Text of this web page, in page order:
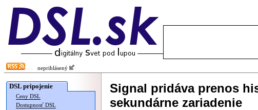
neprihlásený
DSL pripojenie
Ceny DSL
Dostupnosť DSL
Signal pridáva prenos
sekundárne zariadenie